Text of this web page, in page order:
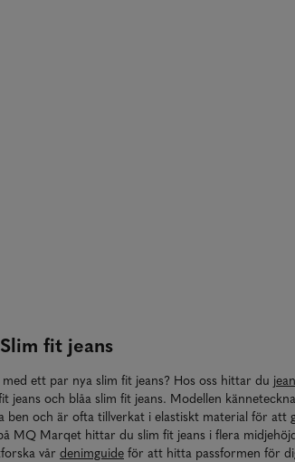
Slim fit jeans
ett par nya slim fit jeans? Hos oss hittar du
jeans och blåa slim fit jeans. Modellen
ben och är ofta tillverkat i elastiskt material för att
MQ Marqet hittar du slim fit jeans i flera
vår denimguide för att hitta passformen för